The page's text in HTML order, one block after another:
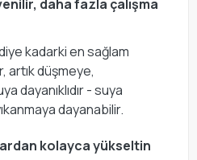
daha fazla çalışma
kadarki en sağlam
artık düşmeye,
dayanıklıdır - suya
dayanabilir.
kolayca yükseltin